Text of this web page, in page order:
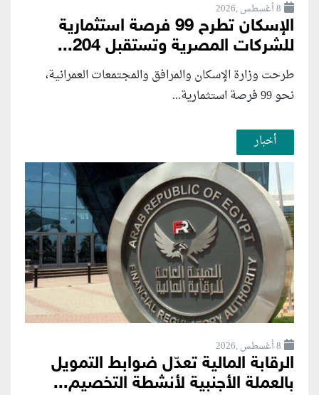
8 أغسطس ,2026
الإسكان تطرح 99 فرصة استثمارية
للشركات المصرية وتستقبل 204...
طرحت وزارة الإسكان والمرافق والمجتمعات العمرانية،
نحو 99 فرصة استثمارية...
أخبار
8 أغسطس ,2026
الرقابة المالية تعدّل ضوابط التمويل
بالعملة الأجنبية لأنشطة التخصيم...